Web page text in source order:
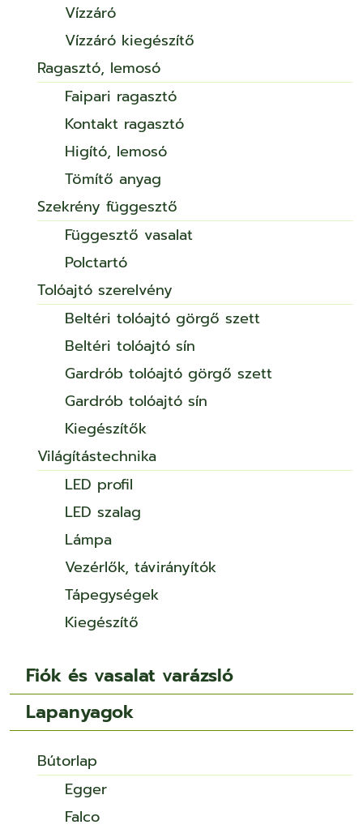
Vízzáró
Vízzáró kiegészítő
Ragasztó, lemosó
Faipari ragasztó
Kontakt ragasztó
Higító, lemosó
Tömítő anyag
Szekrény függesztő
Függesztő vasalat
Polctartó
Tolóajtó szerelvény
Beltéri tolóajtó görgő szett
Beltéri tolóajtó sín
Gardrób tolóajtó görgő szett
Gardrób tolóajtó sín
Kiegészítők
Világítástechnika
LED profil
LED szalag
Lámpa
Vezérlők, távirányítók
Tápegységek
Kiegészítő
Fiók és vasalat varázsló
Lapanyagok
Bútorlap
Egger
Falco